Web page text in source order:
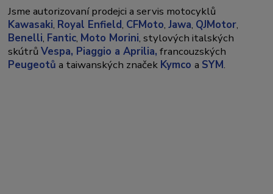
Jsme autorizovaní prodejci a servis motocyklů
Kawasaki, Royal Enfield, CFMoto,Jawa, QJMotor,
Benelli, Fantic, Moto Morini, stylových italských
skútrůVespa, Piaggio a Aprilia, francouzských
Peugeotů a taiwanských značek Kymcoa SYM.